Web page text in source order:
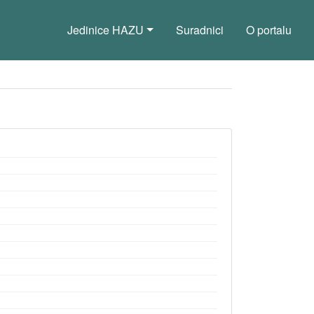
Jedinice HAZU Suradnici O portalu